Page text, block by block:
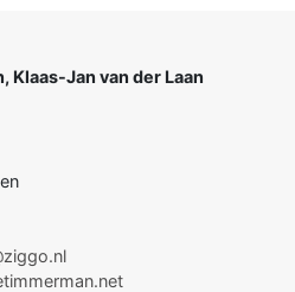
Klaas-Jan van der Laan